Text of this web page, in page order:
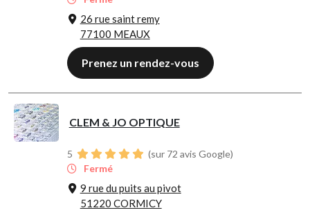
26 rue saint remy
77100 MEAUX
Prenez un rendez-vous
CLEM & JO OPTIQUE
5
(sur 72 avis Google)
Fermé
9 rue du puits au pivot
51220 CORMICY